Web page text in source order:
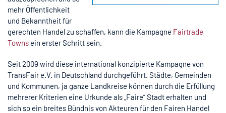
mehr Öffentlichkeit
und Bekanntheit für
gerechten Handel zu schaffen, kann die Kampagne Fairtrade
Towns ein erster Schritt sein.
Seit 2009 wird diese international konzipierte Kampagne von
TransFair e.V. in Deutschland durchgeführt. Städte, Gemeinden
und Kommunen, ja ganze Landkreise können durch die Erfüllung
mehrerer Kriterien eine Urkunde als „Faire“ Stadt erhalten und
sich so ein breites Bündnis von Akteuren für den Fairen Handel